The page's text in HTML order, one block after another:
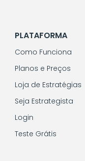
PLATAFORMA
Como Funciona
Planos e Preços
Loja de Estratégias
Seja Estrategista
Login
Teste Grátis